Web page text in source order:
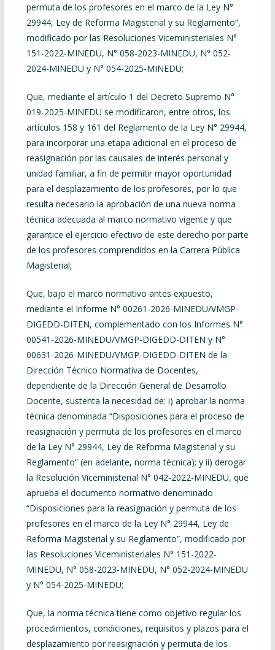
permuta de los profesores en el marco de la Ley N°
29944, Ley de Reforma Magisterial y su Reglamento”,
modificado por las Resoluciones Viceministeriales N°
151-2022-MINEDU, N° 058-2023-MINEDU, N° 052-
2024-MINEDU y N° 054-2025-MINEDU;
Que, mediante el artículo 1 del Decreto Supremo N°
019-2025-MINEDU se modificaron, entre otros, los
artículos 158 y 161 del Reglamento de la Ley N° 29944,
para incorporar una etapa adicional en el proceso de
reasignación por las causales de interés personal y
unidad familiar, a fin de permitir mayor oportunidad
para el desplazamiento de los profesores, por lo que
resulta necesario la aprobación de una nueva norma
técnica adecuada al marco normativo vigente y que
garantice el ejercicio efectivo de este derecho por parte
de los profesores comprendidos en la Carrera Pública
Magisterial;
Que, bajo el marco normativo antes expuesto,
mediante el Informe N° 00261-2026-MINEDU/VMGP-
DIGEDD-DITEN, complementado con los Informes N°
00541-2026-MINEDU/VMGP-DIGEDD-DITEN y N°
00631-2026-MINEDU/VMGP-DIGEDD-DITEN de la
Dirección Técnico Normativa de Docentes,
dependiente de la Dirección General de Desarrollo
Docente, sustenta la necesidad de: i) aprobar la norma
técnica denominada “Disposiciones para el proceso de
reasignación y permuta de los profesores en el marco
de la Ley N° 29944, Ley de Reforma Magisterial y su
Reglamento” (en adelante, norma técnica); y ii) derogar
la Resolución Viceministerial N° 042-2022-MINEDU, que
aprueba el documento normativo denominado
“Disposiciones para la reasignación y permuta de los
profesores en el marco de la Ley N° 29944, Ley de
Reforma Magisterial y su Reglamento”, modificado por
las Resoluciones Viceministeriales N° 151-2022-
MINEDU, N° 058-2023-MINEDU, N° 052-2024-MINEDU
y N° 054-2025-MINEDU;
Que, la norma técnica tiene como objetivo regular los
procedimientos, condiciones, requisitos y plazos para el
desplazamiento por reasignación y permuta de los